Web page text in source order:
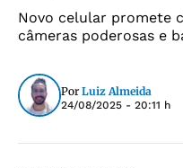
Novo celular promete
câmeras poderosas e
Por Luiz Almeida
24/08/2025 - 20:11 h